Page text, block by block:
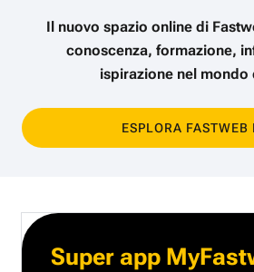
Il nuovo spazio online di
conoscenza, formazione,
ispirazione nel mondo
ESPLORA FASTWEB
Super app